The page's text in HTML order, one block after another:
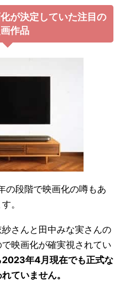
が決定していた注目の
作品
の段階で映画化の噂もあ
。
さんと田中みな実さんの
映画化が確実視されてい
2023年4月現在でも正式な
ていません。